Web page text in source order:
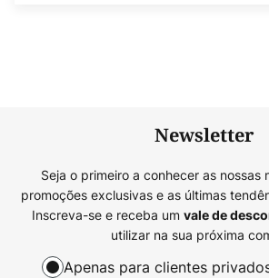
Newsletter
Seja o primeiro a conhecer as nossas
promoções exclusivas e as últimas
Inscreva-se e receba um vale de
utilizar na sua próxima
Apenas para clientes